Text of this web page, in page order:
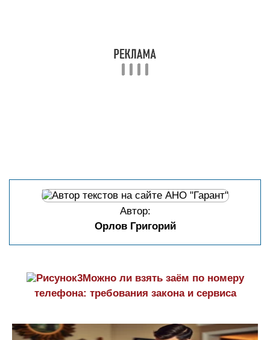
Автор:
Орлов Григорий
Можно ли взять заём по номеру
телефона: требования закона и сервиса